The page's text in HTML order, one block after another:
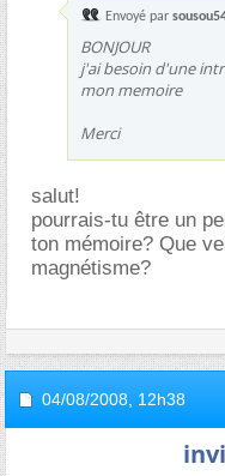
Envoyé par
BONJOUR
j'ai besoin d'une
mon memoire
Merci
salut!
pourrais-tu être un
ton mémoire? Que
magnétisme?
04/08/2008, 12h38